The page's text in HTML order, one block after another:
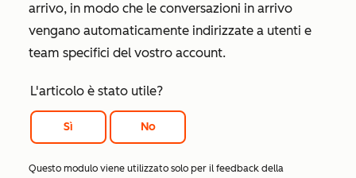
arrivo, in modo che le conversazioni in arrivo
vengano automaticamente indirizzate a utenti e
team specifici del vostro account.
L'articolo è stato utile?
Sì No
Questo modulo viene utilizzato solo per il feedback della